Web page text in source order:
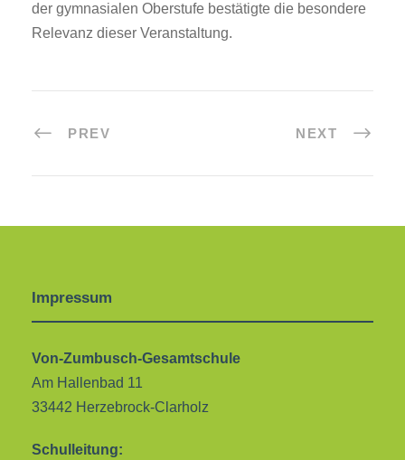
der gymnasialen Oberstufe bestätigte die besondere
Relevanz dieser Veranstaltung.
PREV NEXT
Impressum
Von-Zumbusch-Gesamtschule
Am Hallenbad 11
33442 Herzebrock-Clarholz
Schulleitung: